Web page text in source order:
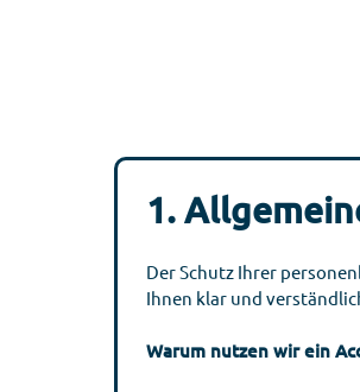
1.
Der Schutz Ihrer
Ihnen klar und
Warum nutzen wir ein